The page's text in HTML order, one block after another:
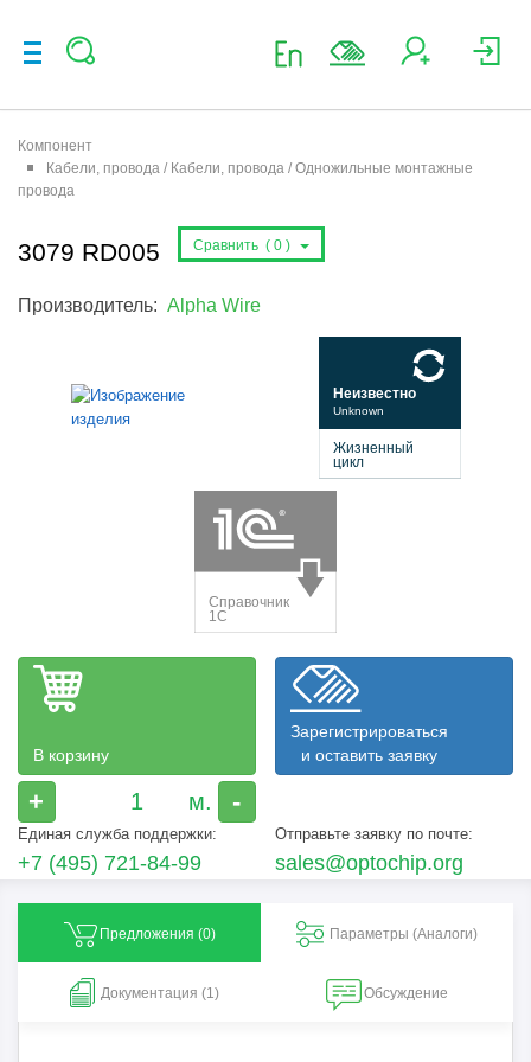
Компонент
Кабели, провода / Кабели, провода / Одножильные монтажные
провода
3079 RD005 Сравнить ( 0 )
Производитель: Alpha Wire
В корзину
+ -
Зарегистрироваться
и оставить заявку
Единая служба поддержки:
+7 (495) 721-84-99
Отправьте заявку по почте:
sales@optochip.org
Предложения (0) Параметры (Aналоги)
Документация (1) Обсуждение